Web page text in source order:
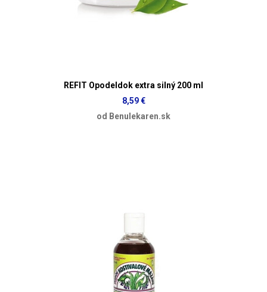
REFIT Opodeldok extra silný 200 ml
8,59 €
od Benulekaren.sk